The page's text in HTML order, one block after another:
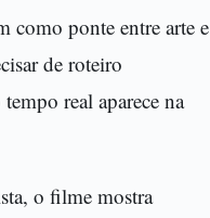
como ponte entre arte e
de roteiro
real aparece na
o filme mostra